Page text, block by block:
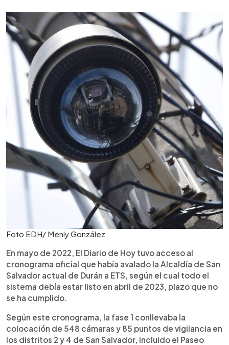
Foto EDH/ Menly González
En mayo de 2022, El Diario de Hoy tuvo acceso al
cronograma oficial que había avalado la Alcaldía de San
Salvador actual de Durán a ETS, según el cual todo el
sistema debía estar listo en abril de 2023, plazo que no
se ha cumplido.
Según este cronograma, la fase 1 conllevaba la
colocación de 548 cámaras y 85 puntos de vigilancia en
los distritos 2 y 4 de San Salvador, incluido el Paseo